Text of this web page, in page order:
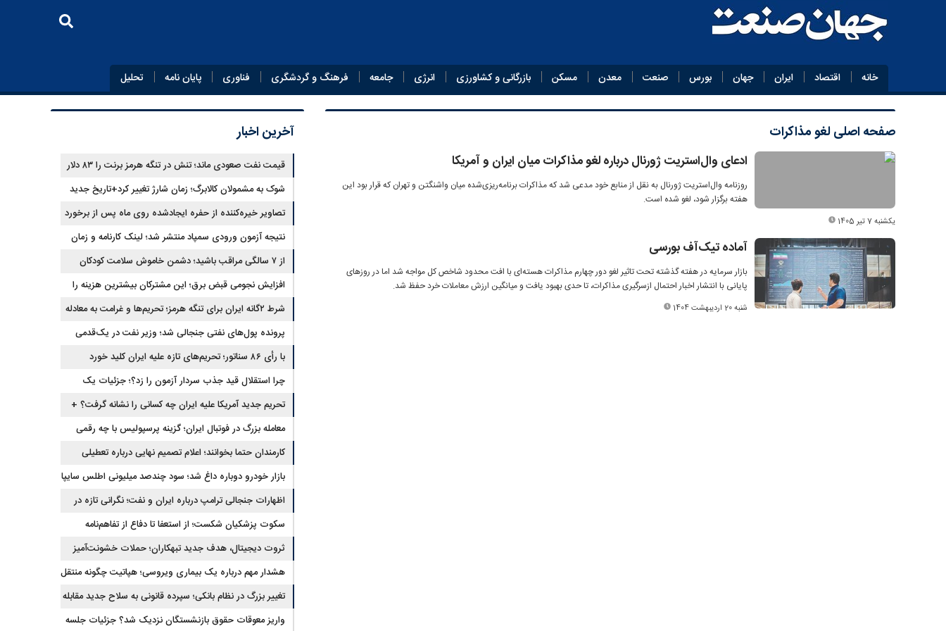
خانه اقتصاد ایران جهان بورس صنعت معدن مسکن بازرگانی و کشاورزی انرژی جامعه فرهنگ و گردشگری فناوری پایان‌ نامه تحلیل
صفحه اصلیلغو مذاکرات
ادعای وال‌استریت ژورنال درباره لغو مذاکرات میان ایران و آمریکا
روزنامه وال‌استریت ژورنال به نقل از منابع خود مدعی شد که مذاکرات برنامه‌ریزی‌شده میان واشنگتن و تهران که قرار بود این
هفته برگزار شود، لغو شده است.
یکشنبه 7 تیر 1405
آماده تیک‌آف بورسی
بازار سرمایه در هفته گذشته تحت تاثیر لغو دور چهارم مذاکرات هسته‌ای با افت محدود شاخص کل مواجه شد اما در روزهای
پایانی با انتشار اخبار احتمال ازسرگیری مذاکرات، تا حدی بهبود یافت و میانگین ارزش معاملات خرد حفظ شد.
شنبه 20 اردیبهشت 1404
آخرین اخبار
قیمت نفت صعودی ماند؛ تنش در تنگه هرمز برنت را ۸۳ دلار
کردشوک به مشمولان کالابرگ؛ زمان شارژ تغییر کرد+تاریخ جدید
تصاویر خیره‌کننده از حفره ایجادشده روی ماه پس از برخورد
موشک فالکون ۹
نتیجه آزمون ورودی سمپاد منتشر شد؛ لینک کارنامه و زمان
ثبت‌ناماز ۷ سالگی مراقب باشید؛ دشمن خاموش سلامت کودکان
شناسایی شد
افزایش نجومی قبض برق؛ این مشترکان بیشترین هزینه را
می‌پردازندشرط ۲گانه ایران برای تنگه هرمز؛ تحریم‌ها و غرامت به معادله
برگشتند
پرونده پول‌های نفتی جنجالی شد؛ وزیر نفت در یک‌قدمی
استیضاح
با رأی ۸۶ سناتور؛ تحریم‌های تازه علیه ایران کلید خورد
چرا استقلال قید جذب سردار آزمون را زد؟؛ جزئیات یک
انتقال منتفی
تحریم جدید آمریکا علیه ایران چه کسانی را نشانه گرفت؟ +
جزئیات
معامله بزرگ در فوتبال ایران؛ گزینه پرسپولیس با چه رقمی
جابه‌جا شد؟
کارمندان حتما بخوانند؛ اعلام تصمیم نهایی درباره تعطیلی
ادارات شنبه
بازار خودرو دوباره داغ شد؛ سود چندصد میلیونی اطلس سایپا
اظهارات جنجالی ترامپ درباره ایران و نفت؛ نگرانی تازه در
بازار انرژی
سکوت پزشکیان شکست؛ از استعفا تا دفاع از تفاهم‌نامه
جنجالی
ثروت دیجیتال، هدف جدید تبهکاران؛ حملات خشونت‌آمیز
رمزارزی افزایش یافت
هشدار مهم درباره یک بیماری ویروسی؛ هپاتیت چگونه منتقل
می‌شود؟
تغییر بزرگ در نظام بانکی؛ سپرده قانونی به سلاح جدید مقابله
با تورم تبدیل شد
واریز معوقات حقوق بازنشستگان نزدیک شد؟ جزئیات جلسه